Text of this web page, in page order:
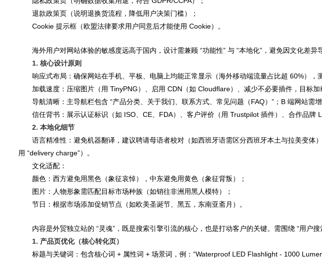
退款政策页（说明退换货流程，降低用户决策门槛）；
Cookie 提示框（欧盟法律要求用户同意后才能使用 Cookie）。
海外用户对网站体验的敏感度远高于国内，设计需兼顾 “功能性” 与 “本地化”，避免因文化差异
1. 核心设计原则
响应式布局：确保网站在手机、平板、电脑上均能正常显示（海外移动端流量占比超 60%），
加载速度：压缩图片（用 TinyPNG）、启用 CDN（如 Cloudflare）、减少不必要插件，目标
导航清晰：主导航栏包含 “产品分类、关于我们、联系方式、常见问题（FAQ）”；B 端网站需增
信任背书：展示认证标识（如 ISO、CE、FDA）、客户评价（用 Trustpilot 插件）、合作品牌
2. 本地化细节
语言精准性：避免机器翻译，建议聘请母语者校对（如西班牙语需区分西班牙本土与拉美变体
用 “delivery charge”）。
文化适配：
颜色：西方避免用黑色（象征哀悼），中东避免用黄色（象征背叛）；
图片：人物形象需匹配目标市场种族（如销往非洲用黑人模特）；
节日：根据市场添加促销节点（如欧美圣诞节、黑五，东南亚斋月）。
内容是外贸独立站的 “灵魂”，既是搜索引擎引流的核心，也是打动客户的关键。需围绕 “用户搜
1. 产品页优化（核心转化页）
标题与关键词：包含核心词 + 属性词 + 场景词，例：“Waterproof LED Flashlight - 1000